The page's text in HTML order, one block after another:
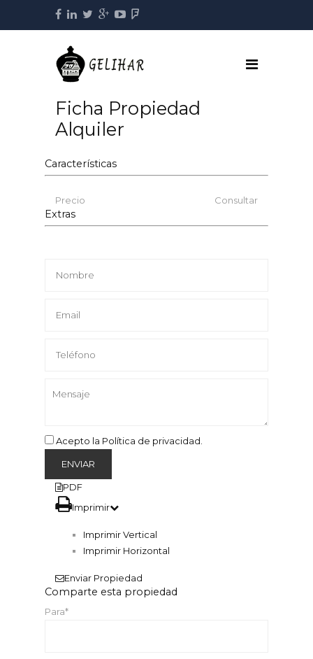
Ficha Propiedad
Alquiler
Características
Precio Consultar
Extras
Acepto la Política de privacidad.
PDF
Imprimir
Imprimir Vertical
Imprimir Horizontal
Enviar Propiedad
Comparte esta propiedad
Para*